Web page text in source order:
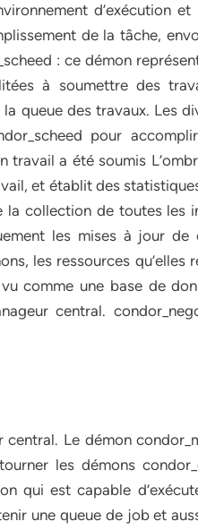
d’exécution
de la tâche,
: ce démon
à soumettre des
queue des travaux. Les
pour
travail a été soumis
et établit des
collection de toutes les
les mises à jour
les ressources
comme une base de
central.
central. Le démon
les démons
qui est capable
une queue de job et